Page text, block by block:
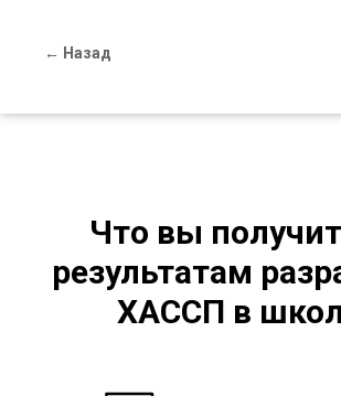
← Назад
Что вы
результатам
ХАССП в